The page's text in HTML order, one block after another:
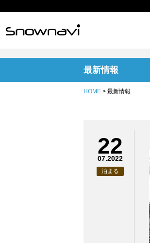
最新情報
HOME > 最新情報
22
07.2022
泊まる